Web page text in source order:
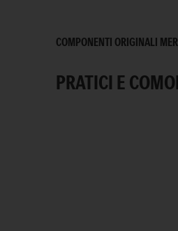
COMPONENTI ORIGINALI
PRATICI E